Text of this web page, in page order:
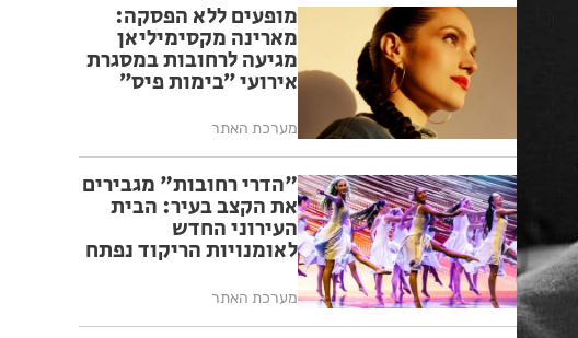
מופעים ללא הפסקה:
מארינה מקסימיליאן
מגיעה לרחובות במסגרת
אירועי ״בימות פיס״
מערכת האתר
"הדרי רחובות" מגבירים
את הקצב בעיר: הבית
העירוני החדש
לאומנויות הריקוד נפתח
מערכת האתר